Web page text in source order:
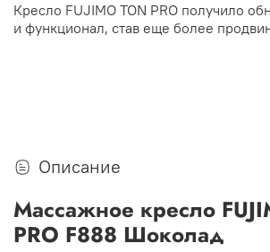
Кресло FUJIMO TON PRO получило
и функционал, став еще более
Описание
Массажное кресло
PRO F888 Шоколад